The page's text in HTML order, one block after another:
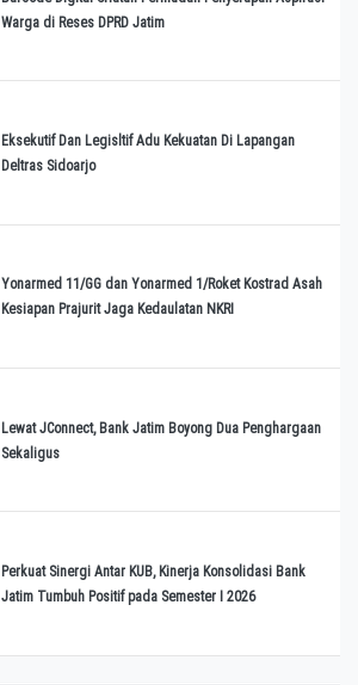
Warga di Reses DPRD Jatim
Eksekutif Dan Legisltif Adu Kekuatan Di Lapangan
Deltras Sidoarjo
Yonarmed 11/GG dan Yonarmed 1/Roket Kostrad Asah
Kesiapan Prajurit Jaga Kedaulatan NKRI
Lewat JConnect, Bank Jatim Boyong Dua Penghargaan
Sekaligus
Perkuat Sinergi Antar KUB, Kinerja Konsolidasi Bank
Jatim Tumbuh Positif pada Semester I 2026